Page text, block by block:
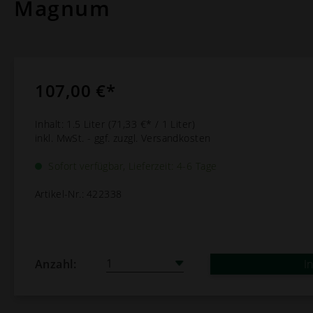
Magnum
107,00 €*
Inhalt: 1.5 Liter
(71,33 €* / 1 Liter)
inkl. MwSt. - ggf. zuzgl. Versandkosten
Sofort verfügbar, Lieferzeit: 4-6 Tage
Artikel-Nr.: 422338